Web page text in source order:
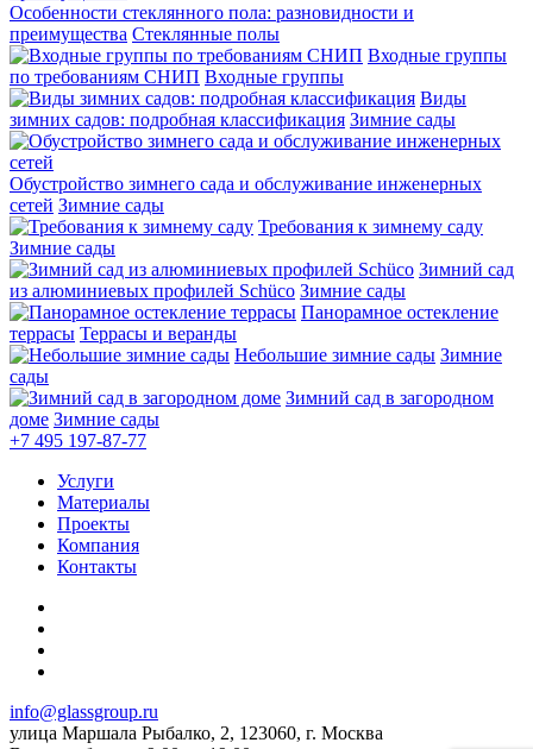
Особенности стеклянного пола: разновидности и
преимущества Стеклянные полы
Входные группы
по требованиям СНИП Входные группы
Виды
зимних садов: подробная классификация Зимние сады
Обустройство зимнего сада и обслуживание инженерных
сетей Зимние сады
Требования к зимнему саду
Зимние сады
Зимний сад
из алюминиевых профилей Schüco Зимние сады
Панорамное остекление
террасы Террасы и веранды
Небольшие зимние сады Зимние
сады
Зимний сад в загородном
доме Зимние сады
+7 495 197-87-77
Услуги
Материалы
Проекты
Компания
Контакты
info@glassgroup.ru
улица Маршала Рыбалко, 2, 123060, г. Москва